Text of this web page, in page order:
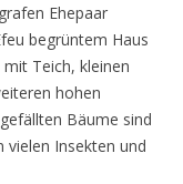
Ehepaar
begrüntem Haus
Teich, kleinen
hohen
Bäume sind
vielen Insekten und